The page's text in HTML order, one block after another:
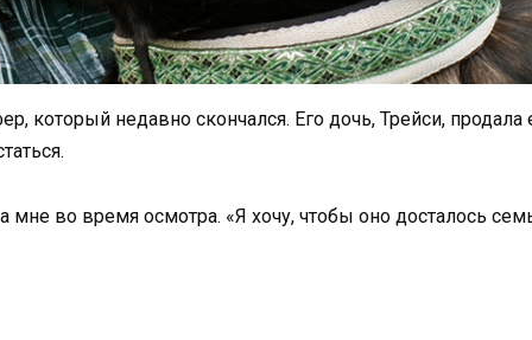
недавно скончался. Его дочь, Трейси, продала
во время осмотра. «Я хочу, чтобы оно досталось